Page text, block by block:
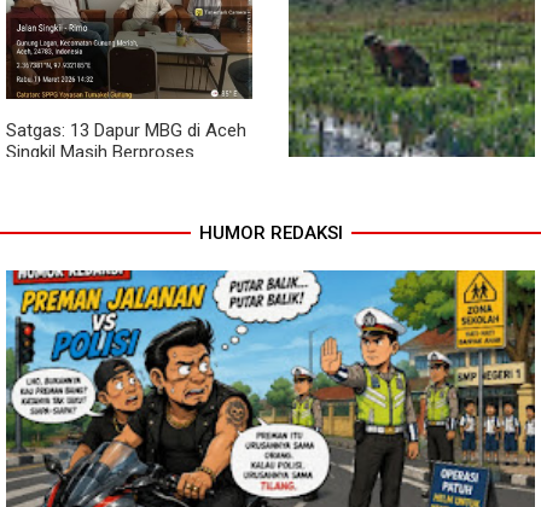
Satgas: 13 Dapur MBG di Aceh
Singkil Masih Berproses
Pendampingan Babinsa
Tanaman Cabai
HUMOR REDAKSI